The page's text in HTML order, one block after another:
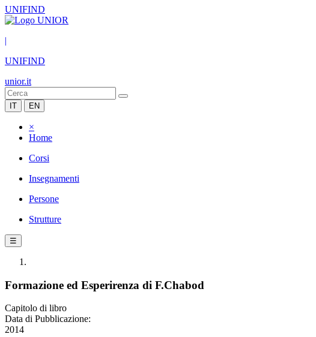
UNIFIND
|
UNIFIND
unior.it
IT EN
×
Home
Corsi
Insegnamenti
Persone
Strutture
☰
Formazione ed Esperirenza di F.Chabod
Capitolo di libro
Data di Pubblicazione:
2014